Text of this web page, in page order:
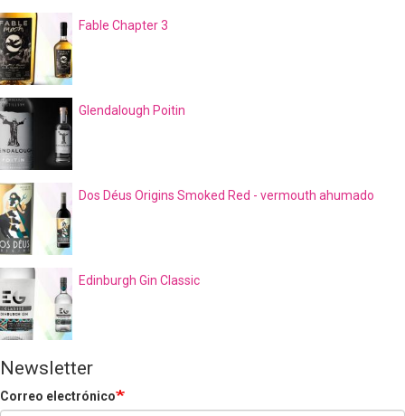
Fable Chapter 3
Glendalough Poitin
Dos Déus Origins Smoked Red - vermouth ahumado
Edinburgh Gin Classic
Newsletter
Correo electrónico